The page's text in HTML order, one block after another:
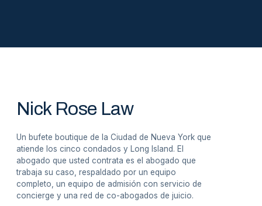
Nick Rose Law
Un bufete boutique de la Ciudad de Nueva York que
atiende los cinco condados y Long Island. El
abogado que usted contrata es el abogado que
trabaja su caso, respaldado por un equipo
completo, un equipo de admisión con servicio de
concierge y una red de co-abogados de juicio.